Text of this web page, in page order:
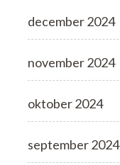
december 2024
november 2024
oktober 2024
september 2024